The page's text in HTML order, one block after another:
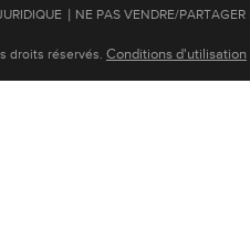
| NE PAS VENDRE/
droits réservés. Conditions d'utilisation